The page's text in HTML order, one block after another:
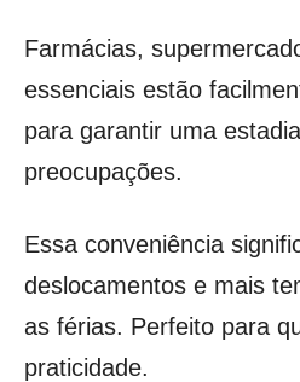
Farmácias,
essenciais estão
para garantir uma
preocupações.
Essa conveniência
deslocamentos e mais
as férias. Perfeito para
praticidade.